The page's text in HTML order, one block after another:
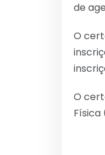
de
O
O
Física